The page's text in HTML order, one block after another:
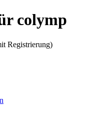
colymp
Registrierung)